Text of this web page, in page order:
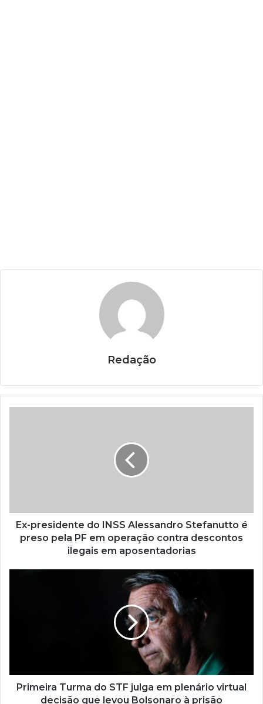
Redação
Ex-presidente do INSS Alessandro Stefanutto é
preso pela PF em operação contra descontos
ilegais em aposentadorias
Primeira Turma do STF julga em plenário virtual
decisão que levou Bolsonaro à prisão